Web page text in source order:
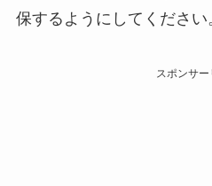
保するようにしてください
スポンサー